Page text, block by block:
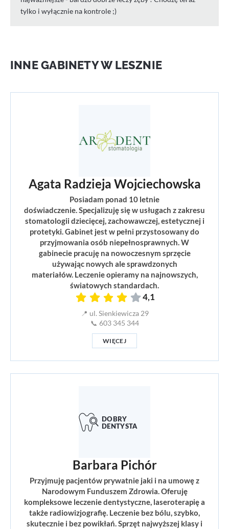
tylko i wyłącznie na kontrole ;)
INNE GABINETY W LESZNIE
Agata Radzieja Wojciechowska
Posiadam ponad 10 letnie
doświadczenie. Specjalizuję się w usługach z zakresu
stomatologii dziecięcej, zachowawczej, estetycznej i
protetyki. Gabinet jest w pełni przystosowany do
przyjmowania osób niepełnosprawnych. W
gabinecie pracuję na nowoczesnym sprzęcie
używając nowych ale sprawdzonych
materiałów. Leczenie opieramy na najnowszych,
światowych standardach.
4,1
📍 ul. Sienkiewicza 29
📞 603 345 344
WIĘCEJ
Barbara Pichór
Przyjmuję pacjentów prywatnie jaki i na umowę z
Narodowym Funduszem Zdrowia. Oferuję
kompleksowe leczenie dentystyczne, laseroterapię a
także radiowizjografię. Leczenie bez bólu, szybko,
skutecznie i bez powikłań. Sprzęt najwyższej klasy i